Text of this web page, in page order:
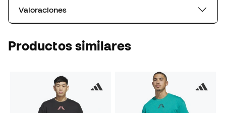
Valoraciones
Productos similares